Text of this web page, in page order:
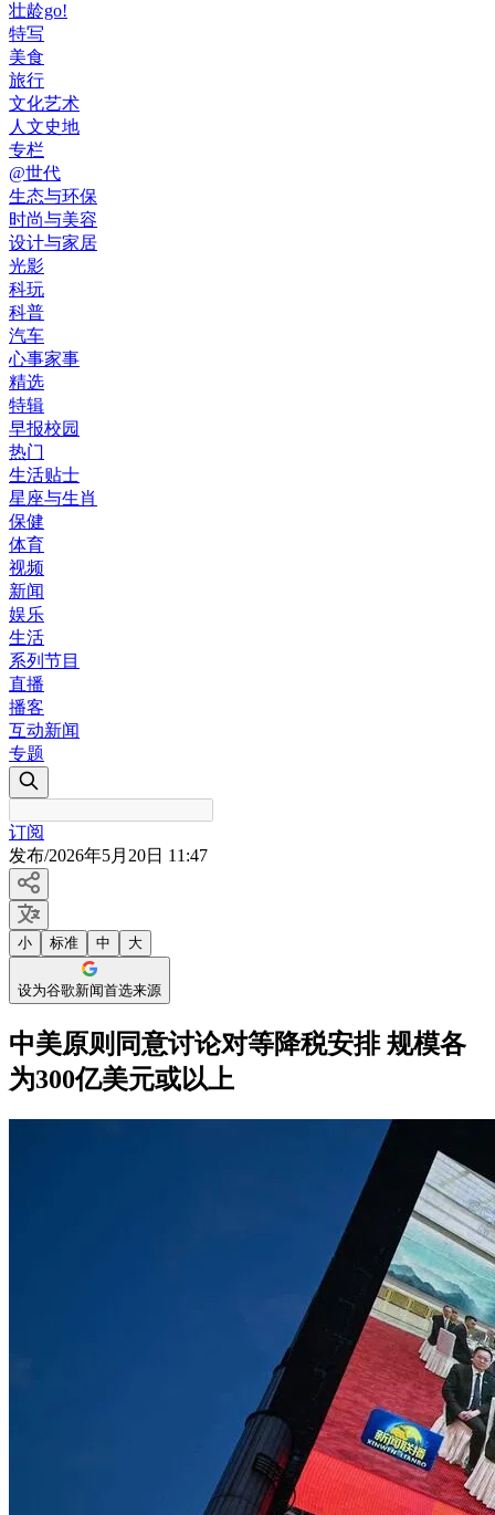
壮龄go!
特写
美食
旅行
文化艺术
人文史地
专栏
@世代
生态与环保
时尚与美容
设计与家居
光影
科玩
科普
汽车
心事家事
精选
特辑
早报校园
热门
生活贴士
星座与生肖
保健
体育
视频
新闻
娱乐
生活
系列节目
直播
播客
互动新闻
专题
订阅
发布/2026年5月20日 11:47
小 标准 中 大
设为谷歌新闻首选来源
中美原则同意讨论对等降税安排 规模各
为300亿美元或以上